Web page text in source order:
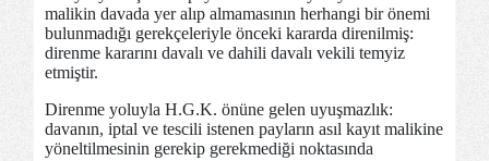
malikin davada yer alıp almamasının herhangi bir önemi
bulunmadığı gerekçeleriyle önceki kararda direnilmiş:
direnme kararını davalı ve dahili davalı vekili temyiz
etmiştir.
Direnme yoluyla H.G.K. önüne gelen uyuşmazlık:
davanın, iptal ve tescili istenen payların asıl kayıt malikine
yöneltilmesinin gerekip gerekmediği noktasında